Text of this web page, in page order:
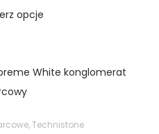
opcje
,Technistone